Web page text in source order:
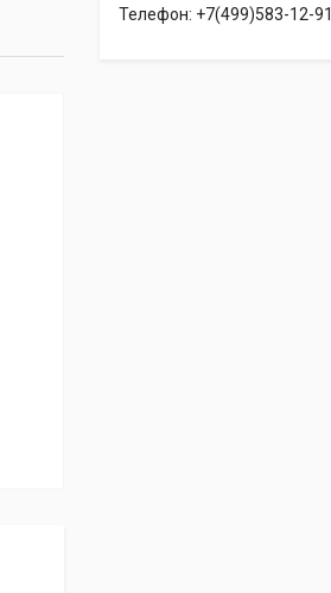
Телефон: +7(499)583-12-91